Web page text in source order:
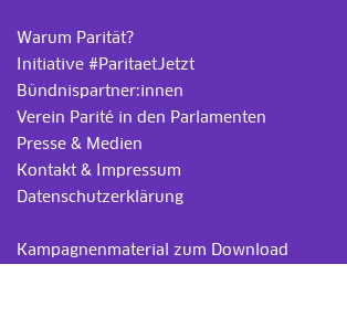
Warum Parität?
Initiative #ParitaetJetzt
Bündnispartner:innen
Verein Parité in den Parlamenten
Presse & Medien
Kontakt & Impressum
Datenschutzerklärung
Kampagnenmaterial zum Download